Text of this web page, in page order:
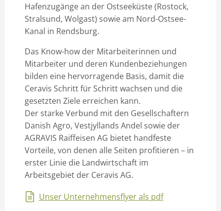
Hafenzugänge an der Ostseeküste (Rostock,
Stralsund, Wolgast) sowie am Nord-Ostsee-
Kanal in Rendsburg.
Das Know-how der Mitarbeiterinnen und
Mitarbeiter und deren Kundenbeziehungen
bilden eine hervorragende Basis, damit die
Ceravis Schritt für Schritt wachsen und die
gesetzten Ziele erreichen kann.
Der starke Verbund mit den Gesellschaftern
Danish Agro, Vestjyllands Andel sowie der
AGRAVIS Raiffeisen AG bietet handfeste
Vorteile, von denen alle Seiten profitieren – in
erster Linie die Landwirtschaft im
Arbeitsgebiet der Ceravis AG.
Unser Unternehmensflyer als pdf